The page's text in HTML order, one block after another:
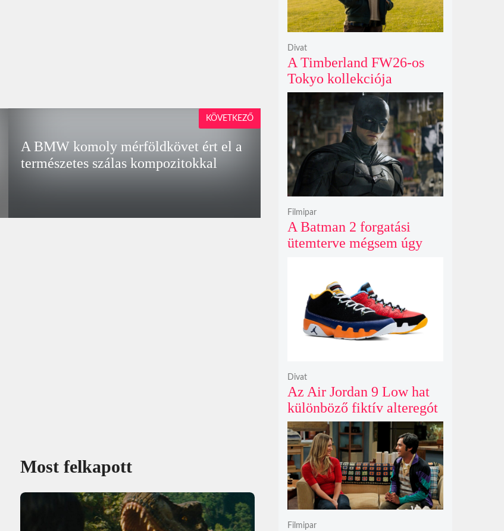
A BMW komoly mérföldkövet ért el a
természetes szálas kompozitokkal
KÖVETKEZŐ
Most felkapott
A Timberland FW26-os
Tokyo kollekciója
flanellel, kordbársonnyal
és bőrrel gondolja újra az
időtlen örökséget
Divat
A Batman 2 forgatási
ütemterve mégsem úgy
Filmipar
Az Air Jordan 9 Low hat
különböző fiktív alteregót
gyúr egyetlen őrült
dizájnba
Divat
Filmipar